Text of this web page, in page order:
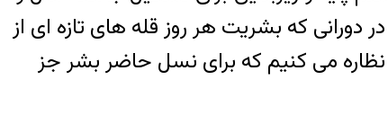
که بشریت هر روز قله های تازه ای از
می کنیم که برای نسل حاضر بشر جز